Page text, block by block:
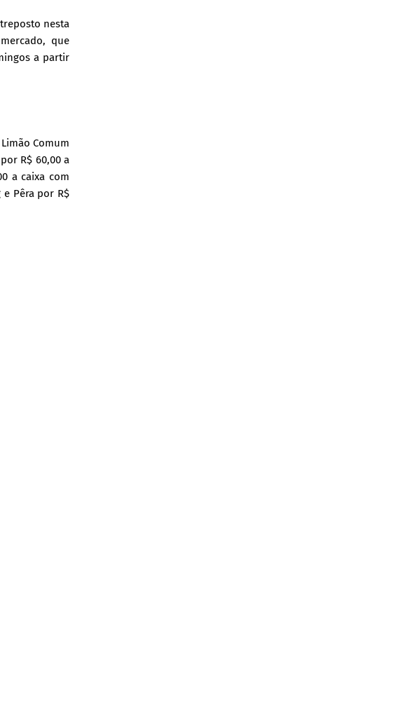
nesta
que
a partir
Comum
R$ 60,00 a
a caixa com
e Pêra por R$